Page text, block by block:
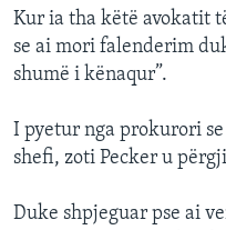
Kur ia tha këtë avokatit
se ai mori falenderim
shumë i kënaqur”.
I pyetur nga prokurori
shefi, zoti Pecker u
Duke shpjeguar pse ai